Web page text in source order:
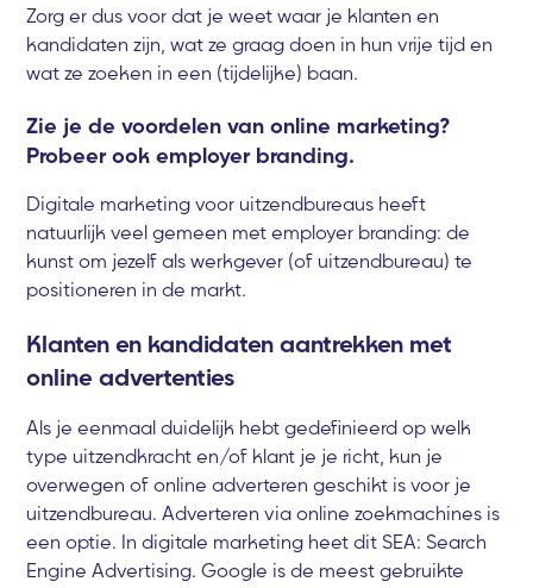
Zorg er dus voor dat je weet waar je klanten en
kandidaten zijn, wat ze graag doen in hun vrije tijd en
wat ze zoeken in een (tijdelijke) baan.
Zie je de voordelen van online marketing?
Probeer ook employer branding.
Digitale marketing voor uitzendbureaus heeft
natuurlijk veel gemeen met employer branding: de
kunst om jezelf als werkgever (of uitzendbureau) te
positioneren in de markt.
Klanten en kandidaten aantrekken met
online advertenties
Als je eenmaal duidelijk hebt gedefinieerd op welk
type uitzendkracht en/of klant je je richt, kun je
overwegen of online adverteren geschikt is voor je
uitzendbureau. Adverteren via online zoekmachines is
een optie. In digitale marketing heet dit SEA: Search
Engine Advertising. Google is de meest gebruikte